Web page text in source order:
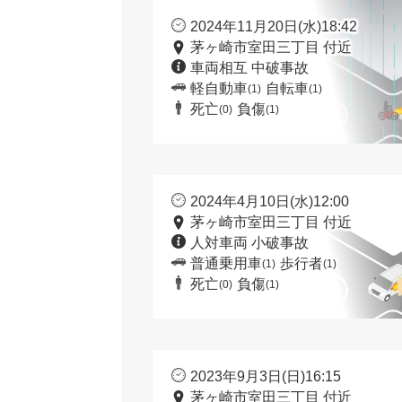
2024年11月20日(水)18:42
茅ヶ崎市室田三丁目 付近
車両相互 中破事故
軽自動車(1) 自転車(1)
死亡(0) 負傷(1)
2024年4月10日(水)12:00
茅ヶ崎市室田三丁目 付近
人対車両 小破事故
普通乗用車(1) 歩行者(1)
死亡(0) 負傷(1)
2023年9月3日(日)16:15
茅ヶ崎市室田三丁目 付近